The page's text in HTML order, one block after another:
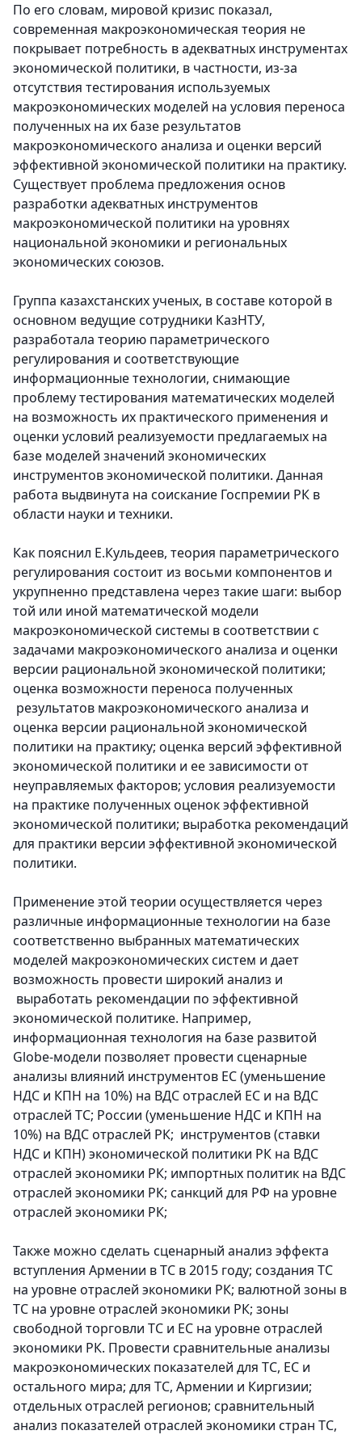
По его словам, мировой кризис показал,
современная макроэкономическая теория не
покрывает потребность в адекватных инструментах
экономической политики, в частности, из-за
отсутствия тестирования используемых
макроэкономических моделей на условия переноса
полученных на их базе результатов
макроэкономического анализа и оценки версий
эффективной экономической политики на практику.
Существует проблема предложения основ
разработки адекватных инструментов
макроэкономической политики на уровнях
национальной экономики и региональных
экономических союзов.
Группа казахстанских ученых, в составе которой в
основном ведущие сотрудники КазНТУ,
разработала теорию параметрического
регулирования и соответствующие
информационные технологии, снимающие
проблему тестирования математических моделей
на возможность их практического применения и
оценки условий реализуемости предлагаемых на
базе моделей значений экономических
инструментов экономической политики. Данная
работа выдвинута на соискание Госпремии РК в
области науки и техники.
Как пояснил Е.Кульдеев, теория параметрического
регулирования состоит из восьми компонентов и
укрупненно представлена через такие шаги: выбор
той или иной математической модели
макроэкономической системы в соответствии с
задачами макроэкономического анализа и оценки
версии рациональной экономической политики;
оценка возможности переноса полученных
результатов макроэкономического анализа и
оценка версии рациональной экономической
политики на практику; оценка версий эффективной
экономической политики и ее зависимости от
неуправляемых факторов; условия реализуемости
на практике полученных оценок эффективной
экономической политики; выработка рекомендаций
для практики версии эффективной экономической
политики.
Применение этой теории осуществляется через
различные информационные технологии на базе
соответственно выбранных математических
моделей макроэкономических систем и дает
возможность провести широкий анализ и
выработать рекомендации по эффективной
экономической политике. Например,
информационная технология на базе развитой
Globe-модели позволяет провести сценарные
анализы влияний инструментов ЕС (уменьшение
НДС и КПН на 10%) на ВДС отраслей ЕС и на ВДС
отраслей ТС; России (уменьшение НДС и КПН на
10%) на ВДС отраслей РК; инструментов (ставки
НДС и КПН) экономической политики РК на ВДС
отраслей экономики РК; импортных политик на ВДС
отраслей экономики РК; санкций для РФ на уровне
отраслей экономики РК;
Также можно сделать сценарный анализ эффекта
вступления Армении в ТС в 2015 году; создания ТС
на уровне отраслей экономики РК; валютной зоны в
ТС на уровне отраслей экономики РК; зоны
свободной торговли ТС и ЕС на уровне отраслей
экономики РК. Провести сравнительные анализы
макроэкономических показателей для ТС, ЕС и
остального мира; для ТС, Армении и Киргизии;
отдельных отраслей регионов; сравнительный
анализ показателей отраслей экономики стран ТС,